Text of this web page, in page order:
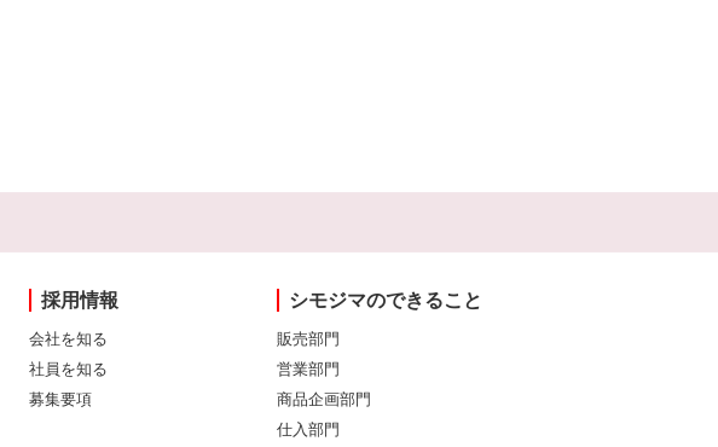
採用情報
会社を知る
社員を知る
募集要項
シモジマのできること
販売部門
営業部門
商品企画部門
仕入部門